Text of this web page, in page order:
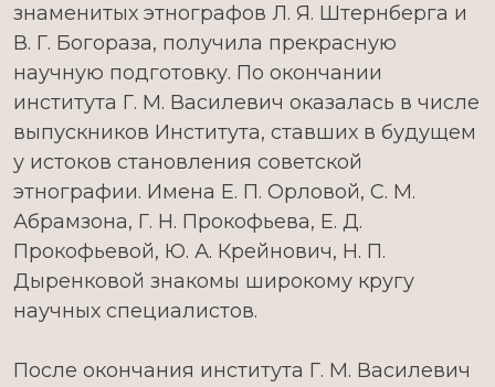
знаменитых этнографов Л. Я. Штернберга и
В. Г. Богораза, получила прекрасную
научную подготовку. По окончании
института Г. М. Василевич оказалась в числе
выпускников Института, ставших в будущем
у истоков становления советской
этнографии. Имена Е. П. Орловой, С. М.
Абрамзона, Г. Н. Прокофьева, Е. Д.
Прокофьевой, Ю. А. Крейнович, Н. П.
Дыренковой знакомы широкому кругу
научных специалистов.
После окончания института Г. М. Василевич